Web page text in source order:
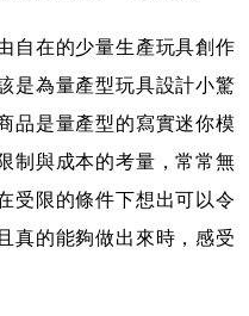
自在的少量生產玩具創作
是為量產型玩具設計小驚
品是量產型的寫實迷你模
制與成本的考量，常常無
受限的條件下想出可以令
真的能夠做出來時，感受